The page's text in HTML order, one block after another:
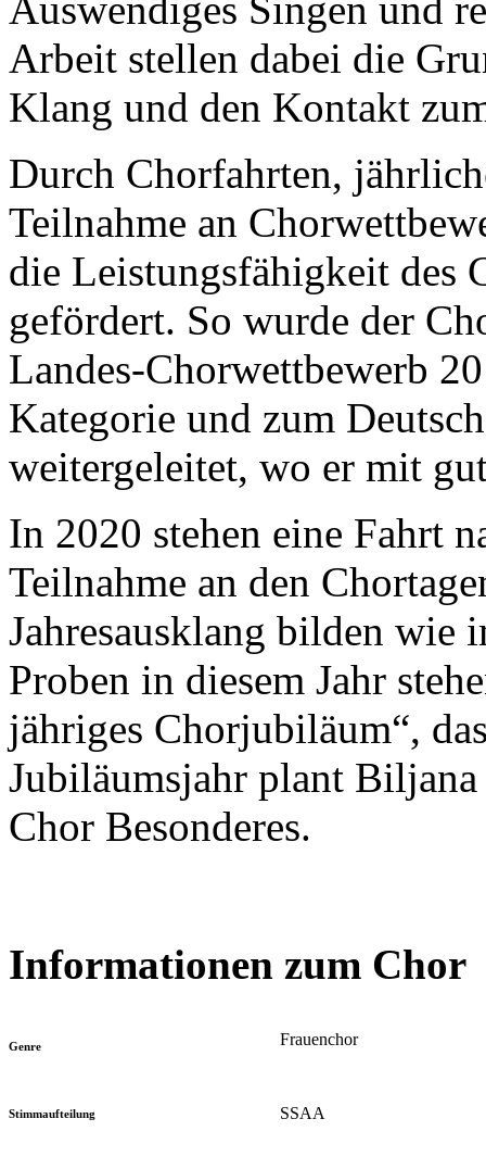
Auswendiges Singen und
Arbeit stellen dabei die
Klang und den Kontakt
Durch Chorfahrten,
Teilnahme an
die Leistungsfähigkeit des
gefördert. So wurde der
Landes-Chorwettbewerb
Kategorie und zum
weitergeleitet, wo er mit
In 2020 stehen eine Fahrt
Teilnahme an den
Jahresausklang bilden wie
Proben in diesem Jahr
jähriges Chorjubiläum“,
Jubiläumsjahr plant
Chor Besonderes.
Informationen zum Chor
Genre Frauenchor
Stimmaufteilung SSAA